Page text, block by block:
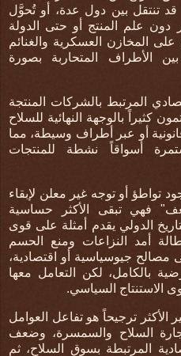
قد تنتقل بين دول عدة، أو تُحوَّل
علم المنتج أو حتى الدولة
على المخازن العسكرية والغنائم
بين الأطراف المتحاربة بصورة
المرتبط بالشركات المنتجة
كثيراً بالوجهة النهائية للسلاح
أو عبر أطراف وسيطة، مما
أسواقاً نشطة للمنتجات
تواطؤ أو توجه غير معلن لإبقاء
فهي تبقى الأكثر حساسية
الدولي يقدم أمثلة على قوى
أمد النزاعات ومنع الحسم
جيوسياسية أو اقتصادية،
بالكامل، لكن التعامل معها
الاستنتاج السياسي.
ترجيحاً هو تفاعل العوامل
تجارة السلاح والسمسرة، وضعف
المرتبطة بسوق السلاح، ثم